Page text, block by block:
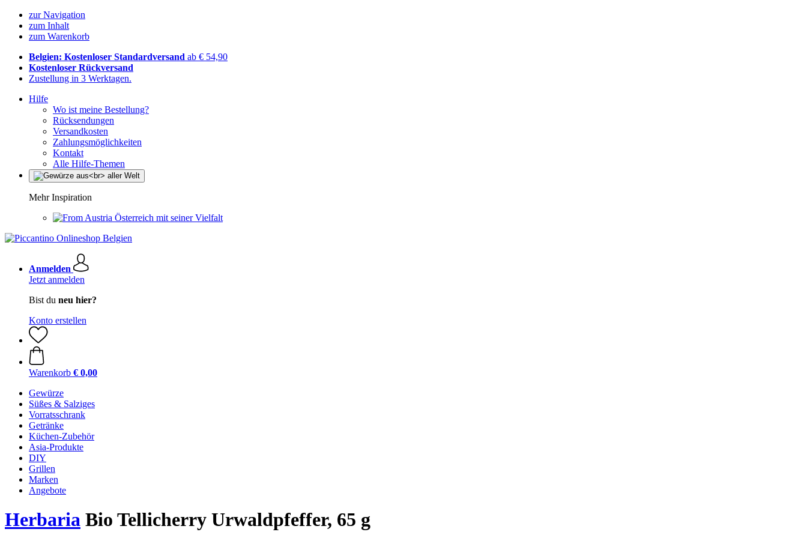
zur Navigation
zum Inhalt
zum Warenkorb
Belgien: Kostenloser Standardversand ab € 54,90
Kostenloser Rückversand
Zustellung in 3 Werktagen.
Hilfe
Wo ist meine Bestellung?
Rücksendungen
Versandkosten
Zahlungsmöglichkeiten
Kontakt
Alle Hilfe-Themen
Mehr Inspiration
Österreich mit seiner Vielfalt
Anmelden
Jetzt anmelden
Bist du neu hier?
Konto erstellen
Warenkorb € 0,00
Gewürze
Süßes & Salziges
Vorratsschrank
Getränke
Küchen-Zubehör
Asia-Produkte
DIY
Grillen
Marken
Angebote
Herbaria Bio Tellicherry Urwaldpfeffer, 65 g